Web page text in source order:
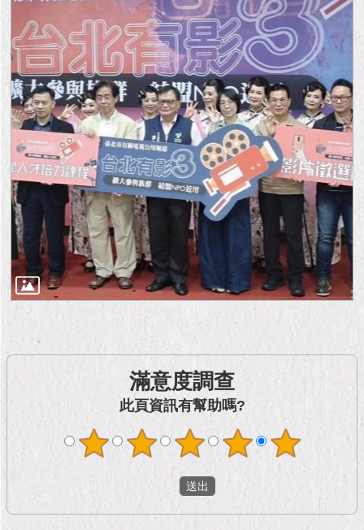
滿意度調查
此頁資訊有幫助嗎?